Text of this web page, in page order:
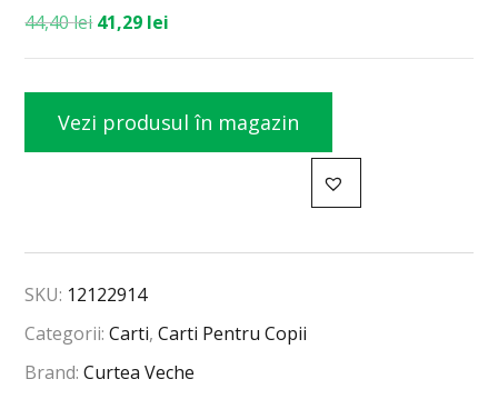
44,40lei 41,29 lei
Vezi produsul în magazin
SKU: 12122914
Categorii:Carti,Carti Pentru Copii
Brand:Curtea Veche